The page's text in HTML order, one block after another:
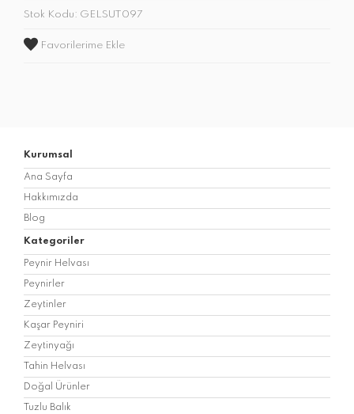
Stok Kodu: GELSUT097
Favorilerime Ekle
Kurumsal
Ana Sayfa
Hakkımızda
Blog
Kategoriler
Peynir Helvası
Peynirler
Zeytinler
Kaşar Peyniri
Zeytinyağı
Tahin Helvası
Doğal Ürünler
Tuzlu Balık